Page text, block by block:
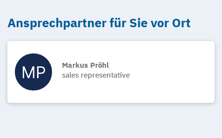
Ansprechpartner für Sie vor Ort
Markus Pröhl
sales representative